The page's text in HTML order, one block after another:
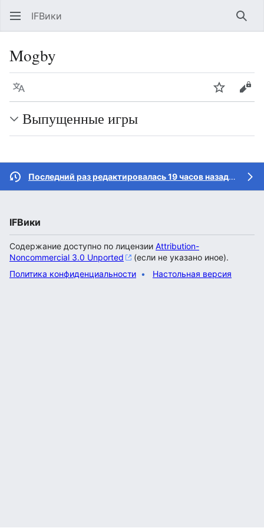
IFВики
Mogby
Язык Следить
Выпущенные игры
Последний раз редактировалась 19 часов назад
IFВики
Содержание доступно по лицензии Attribution-
Noncommercial 3.0 Unported
(если не указано иное).
Политика конфиденциальности
Настольная версия